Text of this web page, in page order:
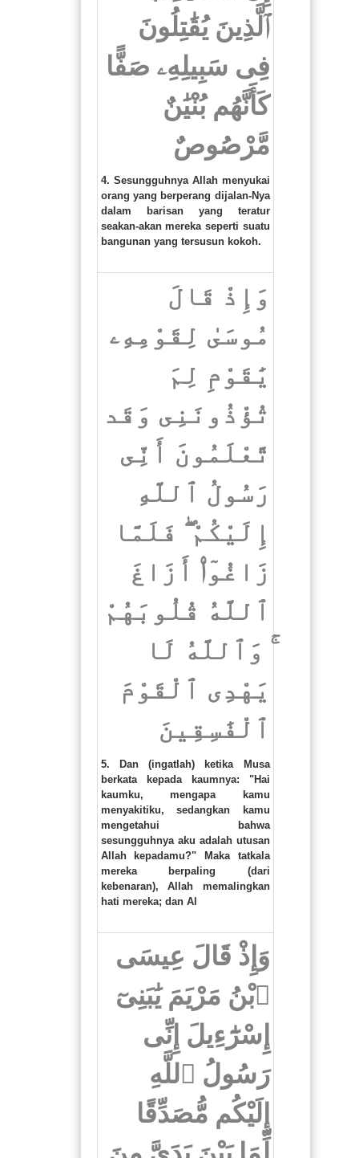
ٱلَّذِينَ يُقَٰتِلُونَ
فِى سَبِيلِهِۦ صَفًّا
كَأَنَّهُم بُنْيَٰنٌ
مَّرْصُوصٌ
4. Sesungguhnya Allah menyukai
orang yang berperang dijalan-Nya
dalam barisan yang teratur
seakan-akan mereka seperti suatu
bangunan yang tersusun kokoh.
وَإِذْ قَالَ
مُوسَىٰ لِقَوْمِهِۦ
يَٰقَوْمِ لِمَ
تُؤْذُونَنِى وَقَد
تَّعْلَمُونَ أَنِّى
رَسُولُ ٱللَّهِ
إِلَيْكُمْ ۖ فَلَمَّا
زَاغُوٓا۟ أَزَاغَ
ٱللَّهُ قُلُوبَهُمْ
ۚ وَٱللَّهُ لَا
يَهْدِى ٱلْقَوْمَ
ٱلْفَٰسِقِينَ
5. Dan (ingatlah) ketika Musa
berkata kepada kaumnya: "Hai
kaumku, mengapa kamu
menyakitiku, sedangkan kamu
mengetahui bahwa
sesungguhnya aku adalah utusan
Allah kepadamu?" Maka tatkala
mereka berpaling (dari
kebenaran), Allah memalingkan
hati mereka; dan Al
وَإِذْ قَالَ عِيسَى
ٱبْنُ مَرْيَمَ يَٰبَنِىٓ
إِسْرَٰٓءِيلَ إِنِّى
رَسُولُ ٱللَّهِ
إِلَيْكُم مُّصَدِّقًا